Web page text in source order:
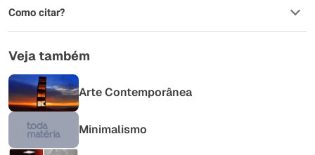
Como citar?
Veja também
Arte Contemporânea
Minimalismo